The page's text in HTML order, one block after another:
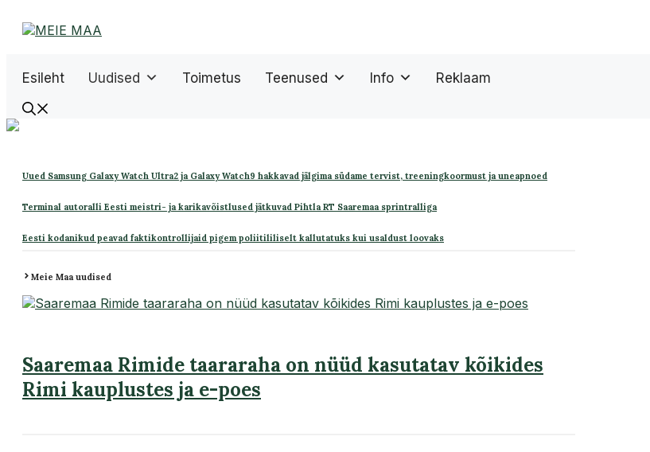
sisu
Esileht Uudised Toimetus Teenused Info Reklaam
Uued Samsung Galaxy Watch Ultra2 ja Galaxy Watch9 hakkavad jälgima südame tervist, treeningkoormust ja uneapnoed
Terminal autoralli Eesti meistri- ja karikavõistlused jätkuvad Pihtla RT Saaremaa sprintralliga
Eesti kodanikud peavad faktikontrollijaid pigem poliitililiselt kallutatuks kui usaldust loovaks
Meie Maa uudised
Saaremaa Rimide taararaha on nüüd kasutatav kõikides
Rimi kauplustes ja e-poes